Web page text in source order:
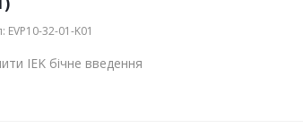
EVP10-32-01-K01
IEK бічне введення